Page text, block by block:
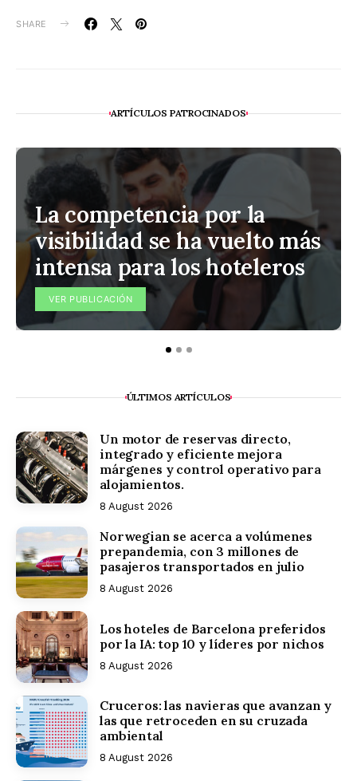
SHARE
ARTÍCULOS PATROCINADOS
La competencia por la
visibilidad se ha vuelto más
intensa para los hoteleros
VER PUBLICACIÓN
ÚLTIMOS ARTÍCULOS
Un motor de reservas directo,
integrado y eficiente mejora
márgenes y control operativo para
alojamientos.
8 August 2026
Norwegian se acerca a volúmenes
prepandemia, con 3 millones de
pasajeros transportados en julio
8 August 2026
Los hoteles de Barcelona preferidos
por la IA: top 10 y líderes por nichos
8 August 2026
Cruceros: las navieras que avanzan y
las que retroceden en su cruzada
ambiental
8 August 2026